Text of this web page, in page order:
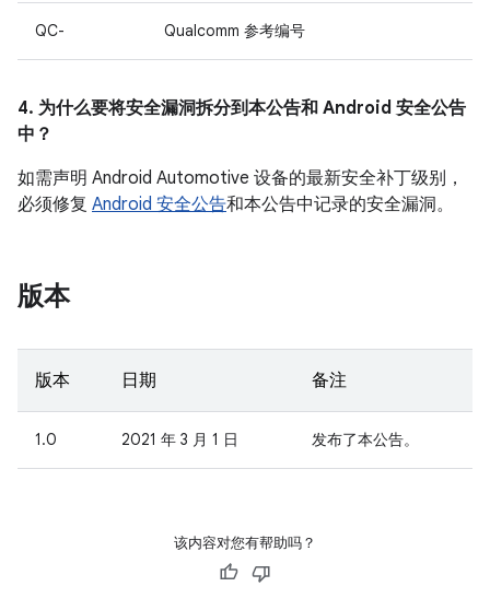
QC- Qualcomm 参考编号
4. 为什么要将安全漏洞拆分到本公告和 Android 安全公告
中？
如需声明 Android Automotive 设备的最新安全补丁级别，
必须修复 Android 安全公告和本公告中记录的安全漏洞。
版本
版本 日期 备注
1.0 2021 年 3 月 1 日 发布了本公告。
该内容对您有帮助吗？